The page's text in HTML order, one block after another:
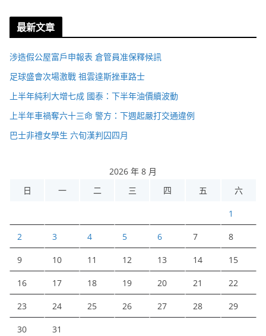
最新文章
涉造假公屋富戶申報表 倉管員准保釋候訊
足球盛會次場激戰 祖雲達斯挫車路士
上半年純利大增七成 國泰：下半年油價續波動
上半年車禍奪六十三命 警方：下週起嚴打交通違例
巴士非禮女學生 六旬漢判囚四月
2026 年 8 月
日
一 二 三 四 五 六
1
2 3 4 5 6 7 8
9 10 11 12 13 14 15
16 17 18 19 20 21 22
23 24 25 26 27 28 29
30 31